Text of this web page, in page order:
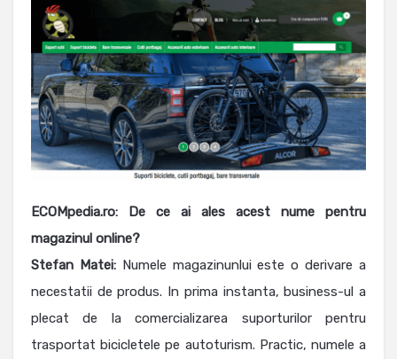
ECOMpedia.ro: De ce ai ales acest nume pentru
magazinul online?
Stefan Matei:Numele magazinunlui este o derivare a
necestatii de produs. In prima instanta, business-ul a
plecat de la comercializarea suporturilor pentru
trasportat bicicletele pe autoturism. Practic, numele a